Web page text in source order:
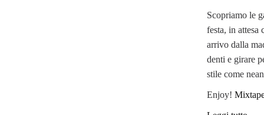
Scopriamo le
festa, in attesa
arrivo dalla
denti e girare
stile come
Enjoy!